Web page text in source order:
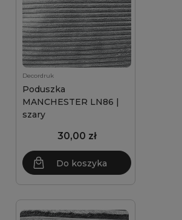
Decordruk
Poduszka
MANCHESTER LN86 |
szary
30,00 zł
Do koszyka